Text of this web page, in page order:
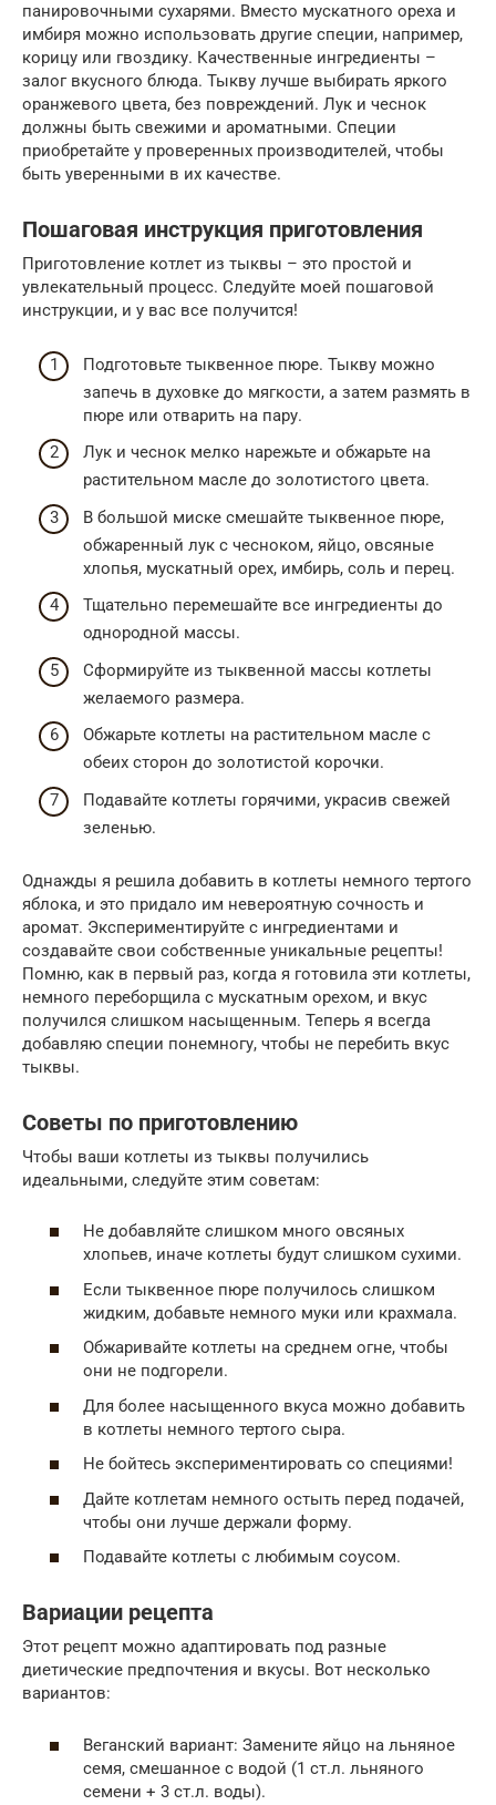
панировочными сухарями. Вместо мускатного ореха и
имбиря можно использовать другие специи, например,
корицу или гвоздику. Качественные ингредиенты –
залог вкусного блюда. Тыкву лучше выбирать яркого
оранжевого цвета, без повреждений. Лук и чеснок
должны быть свежими и ароматными. Специи
приобретайте у проверенных производителей, чтобы
быть уверенными в их качестве.
Пошаговая инструкция приготовления
Приготовление котлет из тыквы – это простой и
увлекательный процесс. Следуйте моей пошаговой
инструкции, и у вас все получится!
Подготовьте тыквенное пюре. Тыкву можно
запечь в духовке до мягкости, а затем размять в
пюре или отварить на пару.
Лук и чеснок мелко нарежьте и обжарьте на
растительном масле до золотистого цвета.
В большой миске смешайте тыквенное пюре,
обжаренный лук с чесноком, яйцо, овсяные
хлопья, мускатный орех, имбирь, соль и перец.
Тщательно перемешайте все ингредиенты до
однородной массы.
Сформируйте из тыквенной массы котлеты
желаемого размера.
Обжарьте котлеты на растительном масле с
обеих сторон до золотистой корочки.
Подавайте котлеты горячими, украсив свежей
зеленью.
Однажды я решила добавить в котлеты немного тертого
яблока, и это придало им невероятную сочность и
аромат. Экспериментируйте с ингредиентами и
создавайте свои собственные уникальные рецепты!
Помню, как в первый раз, когда я готовила эти котлеты,
немного переборщила с мускатным орехом, и вкус
получился слишком насыщенным. Теперь я всегда
добавляю специи понемногу, чтобы не перебить вкус
тыквы.
Советы по приготовлению
Чтобы ваши котлеты из тыквы получились
идеальными, следуйте этим советам:
Не добавляйте слишком много овсяных
хлопьев, иначе котлеты будут слишком сухими.
Если тыквенное пюре получилось слишком
жидким, добавьте немного муки или крахмала.
Обжаривайте котлеты на среднем огне, чтобы
они не подгорели.
Для более насыщенного вкуса можно добавить
в котлеты немного тертого сыра.
Не бойтесь экспериментировать со специями!
Дайте котлетам немного остыть перед подачей,
чтобы они лучше держали форму.
Подавайте котлеты с любимым соусом.
Вариации рецепта
Этот рецепт можно адаптировать под разные
диетические предпочтения и вкусы. Вот несколько
вариантов:
Веганский вариант: Замените яйцо на льняное
семя, смешанное с водой (1 ст.л. льняного
семени + 3 ст.л. воды).